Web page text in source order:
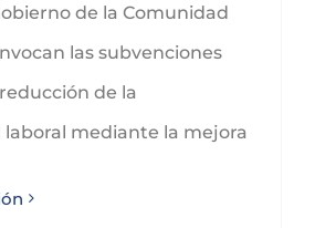
de la Comunidad
las subvenciones
de la
laboral mediante la mejora